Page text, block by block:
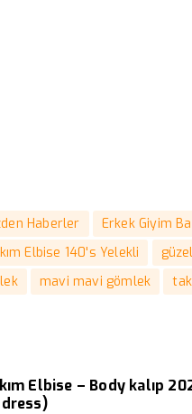
Haberler Erkek Giyim
Elbise 140's Yelekli
mavi mavi gömlek
Elbise – Body kalıp